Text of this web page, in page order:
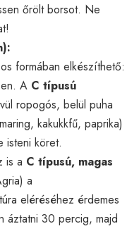
őrölt borsot. Ne
formában elkészíthető:
A C típusú
ropogós, belül puha
kakukkfű, paprika)
isteni köret.
is a C típusú, magas
a
eléréséhez érdemes
áztatni 30 percig, majd